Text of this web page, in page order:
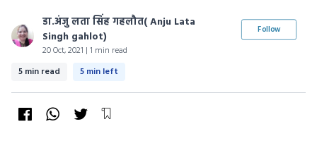
डा.अंजु लता सिंह गहलौत( Anju Lata
Singh gahlot)
20 Oct, 2021 | 1 min read
Follow
5 min read 5 min left